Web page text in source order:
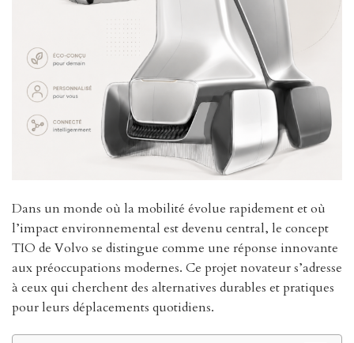
Dans un monde où la mobilité évolue rapidement et où
l’impact environnemental est devenu central, le concept
TIO de Volvo se distingue comme une réponse innovante
aux préoccupations modernes. Ce projet novateur s’adresse
à ceux qui cherchent des alternatives durables et pratiques
pour leurs déplacements quotidiens.